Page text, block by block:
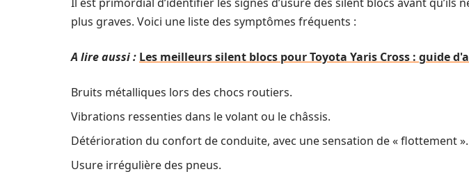
plus graves. Voici une liste des symptômes fréquents :
A lire aussi : Les meilleurs silent blocs pour Toyota Yaris Cross : guide
Bruits métalliques lors des chocs routiers.
Vibrations ressenties dans le volant ou le châssis.
Détérioration du confort de conduite, avec une sensation de « flottement ».
Usure irrégulière des pneus.